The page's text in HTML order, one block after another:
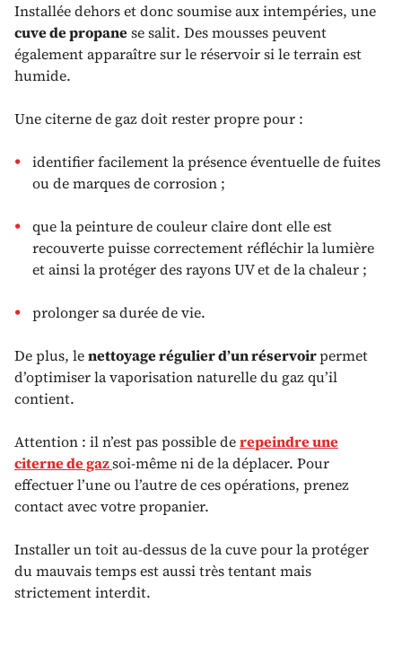
Installée dehors et donc soumise aux intempéries, une
cuve de propane se salit. Des mousses peuvent
également apparaître sur le réservoir si le terrain est
humide.
Une citerne de gaz doit rester propre pour :
identifier facilement la présence éventuelle de fuites
ou de marques de corrosion ;
que la peinture de couleur claire dont elle est
recouverte puisse correctement réfléchir la lumière
et ainsi la protéger des rayons UV et de la chaleur ;
prolonger sa durée de vie.
De plus, lenettoyage régulier d’un réservoirpermet
d’optimiser la vaporisation naturelle du gaz qu’il
contient.
Attention : il n’est pas possible derepeindre une
citerne de gazsoi-même ni de la déplacer. Pour
effectuer l’une ou l’autre de ces opérations, prenez
contact avec votre propanier.
Installer un toit au-dessus de la cuve pour la protéger
du mauvais temps est aussi très tentant mais
strictement interdit.